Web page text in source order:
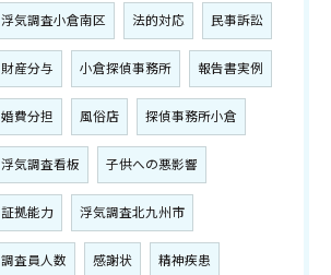
浮気調査小倉南区 法的対応 民事訴訟
財産分与 小倉探偵事務所 報告書実例
婚費分担 風俗店 探偵事務所小倉
浮気調査看板 子供への悪影響
証拠能力 浮気調査北九州市
調査員人数 感謝状 精神疾患